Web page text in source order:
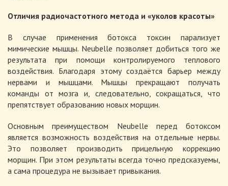
Отличия радиочастотного метода и «уколов красоты»
В случае применения ботокса токсин парализует
мимические мышцы. Neubelle позволяет добиться того же
результата при помощи контролируемого теплового
воздействия. Благодаря этому создаётся барьер между
нервами и мышцами. Мышцы прекращают получать
команды от мозга и, следовательно, сокращаться, что
препятствует образованию новых морщин.
Основным преимуществом Neubelle перед ботоксом
является возможность воздействия на отдельные нервы.
Это позволяет производить прицельную коррекцию
морщин. При этом результаты всегда точно предсказуемы,
а сама процедура не вызывает привыкания.